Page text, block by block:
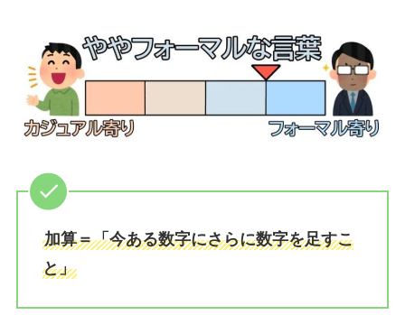
加算＝「今ある数字にさらに数字を足すこ
と」